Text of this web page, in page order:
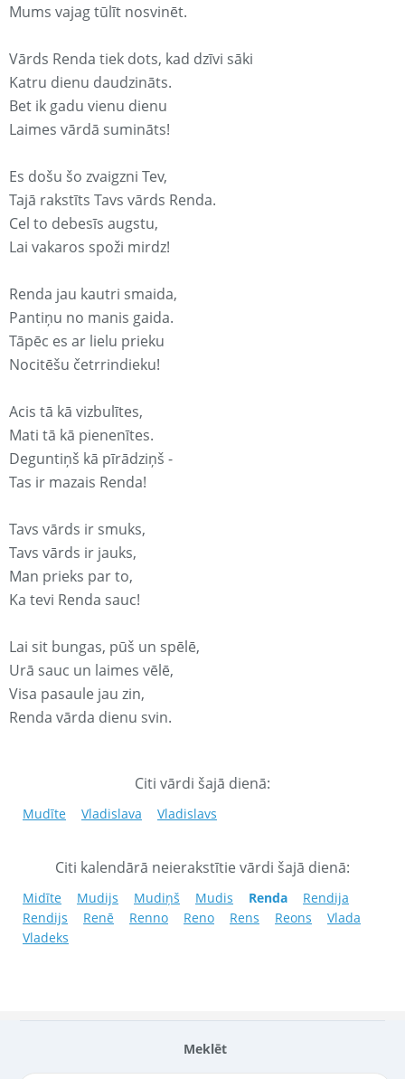
Meklēt
Mums vajag tūlīt nosvinēt.
Vārds Renda tiek dots, kad dzīvi sāki
Katru dienu daudzināts.
Bet ik gadu vienu dienu
Laimes vārdā sumināts!
Es došu šo zvaigzni Tev,
Tajā rakstīts Tavs vārds Renda.
Cel to debesīs augstu,
Lai vakaros spoži mirdz!
Renda jau kautri smaida,
Pantiņu no manis gaida.
Tāpēc es ar lielu prieku
Nocitēšu četrrindieku!
Acis tā kā vizbulītes,
Mati tā kā pienenītes.
Deguntiņš kā pīrādziņš -
Tas ir mazais Renda!
Tavs vārds ir smuks,
Tavs vārds ir jauks,
Man prieks par to,
Ka tevi Renda sauc!
Lai sit bungas, pūš un spēlē,
Urā sauc un laimes vēlē,
Visa pasaule jau zin,
Renda vārda dienu svin.
Citi vārdi šajā dienā:
Mudīte Vladislava Vladislavs
Citi kalendārā neierakstītie vārdi šajā dienā:
Midīte Mudijs Mudiņš Mudis Renda
Rendija
Rendijs
Renē Renno Reno Rens Reons
Vlada
Vladeks